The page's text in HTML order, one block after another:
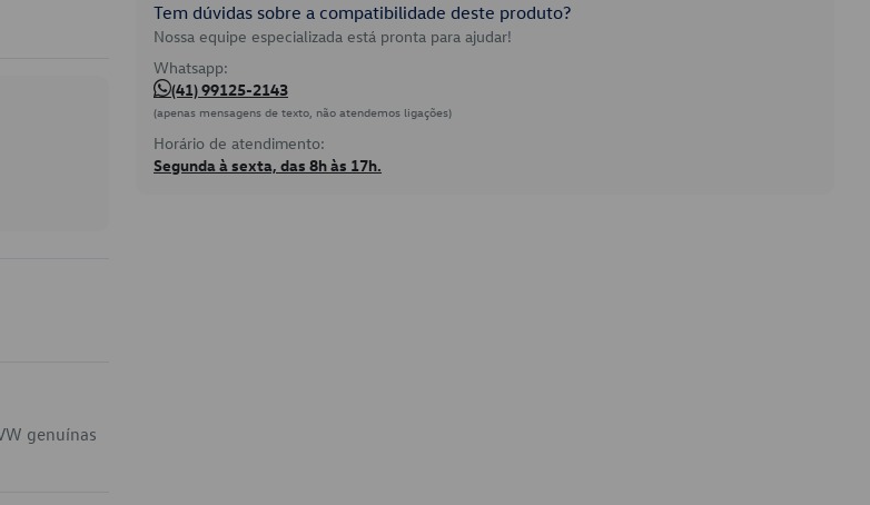
genuínas
Tem dúvidas sobre a compatibilidade deste produto?
Nossa equipe especializada está pronta para ajudar!
Whatsapp:
(41) 99125-2143
(apenas mensagens de texto, não atendemos ligações)
Horário de atendimento:
Segunda à sexta, das 8h às 17h.